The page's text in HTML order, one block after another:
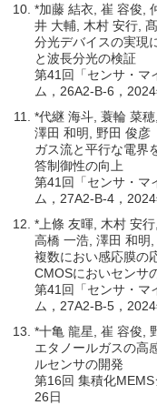
*加藤 結衣, 崔 容俊,
井 大輔, 木村 安行,
分光デバイスの実現
と波長分光の検証
第41回「センサ・マ
ム，26A2-B-6，
*代継 海斗, 蓑輪 菜
澤田 和明, 野田 俊彦
ガス流と平行な電界
答制御性の向上
第41回「センサ・マ
ム，27A2-B-4，
*上條 友暉, 木村 安
高橋 一浩, 澤田 和明
複数におい感応膜の
CMOSにおいセンサ
第41回「センサ・マ
ム，27A2-B-5，
*十亀 龍星, 崔 容俊,
エタノールガスの高
ルセンサの開発
第16回 集積化
26日